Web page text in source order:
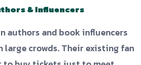
& Influencers
authors and book influencers
large crowds. Their existing fan